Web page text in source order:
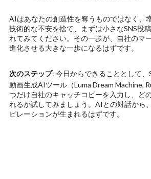
AIはあなたの創造性を奪うものではなく、
技術的な不安を捨て、まずは小さなSNS投
れてみてください。その一歩が、自社のマ
進化させる大きな一歩になるはずです。
次のステップ: 今日からできることとして
動画生成AIツール（Luma Dream Machine,
つだけ自社のキャッチコピーを入力し、ど
れるか試してみましょう。AIとの対話から
ピレーションが生まれるはずです。